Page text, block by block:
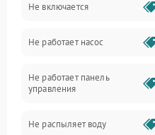
Нагрев
Вода
Гигиена
Программное обеспечение
Не включается
Не работает насос
Не работает панель
управления
Не распыляет воду